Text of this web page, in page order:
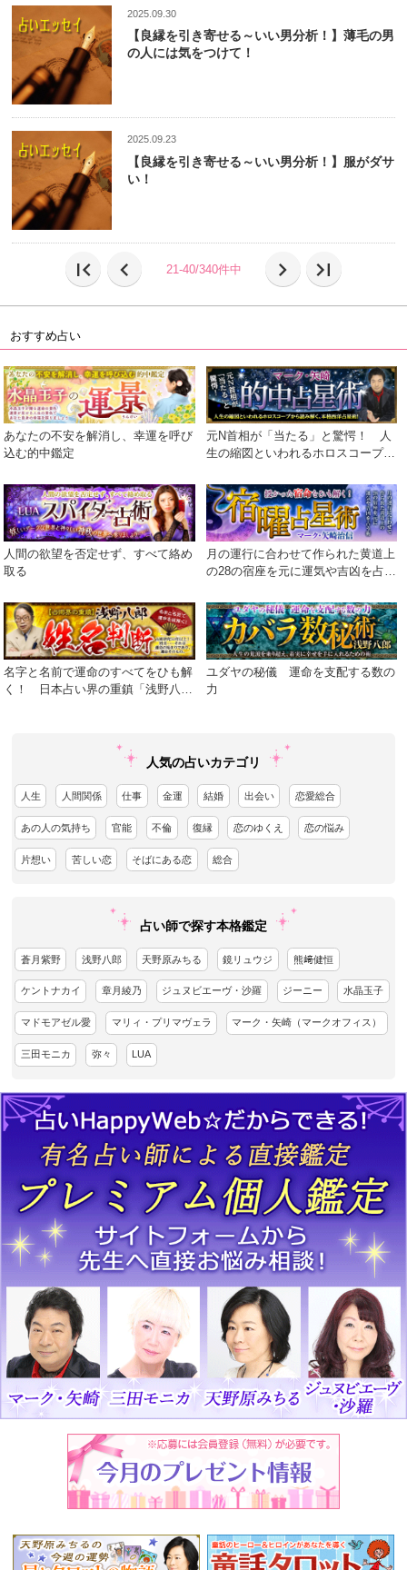
2025.09.30
【良縁を引き寄せる～いい男分析！】薄毛の男
の人には気をつけて！
2025.09.23
【良縁を引き寄せる～いい男分析！】服がダサ
い！
first_page chevron_left 21-40/340件中 chevron_right last_page
おすすめ占い
あなたの不安を解消し、幸運を呼び
込む的中鑑定
元N首相が「当たる」と驚愕！ 人
生の縮図といわれるホロスコープか
人間の欲望を否定せず、すべて絡め
取る
月の運行に合わせて作られた黄道上
の28の宿座を元に運気や吉凶を占う
名字と名前で運命のすべてをひも解
く！ 日本占い界の重鎮「浅野八
ユダヤの秘儀 運命を支配する数の
力
人気の占いカテゴリ
人生 人間関係 仕事 金運 結婚 出会い 恋愛総合
あの人の気持ち 官能 不倫 復縁 恋のゆくえ 恋の悩み
片想い 苦しい恋 そばにある恋 総合
占い師で探す本格鑑定
蒼月紫野 浅野八郎 天野原みちる 鏡リュウジ 熊﨑健恒
ケントナカイ 章月綾乃 ジュヌビエーヴ・沙羅 ジーニー 水晶玉子
マドモアゼル愛 マリィ・プリマヴェラ マーク・矢崎（マークオフィス）
三田モニカ 弥々 LUA